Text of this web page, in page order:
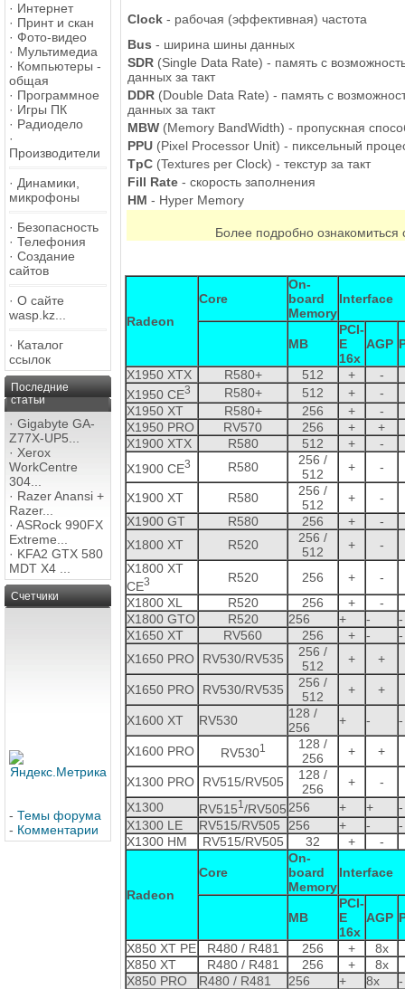
· Интернет
· Принт и скан
· Фото-видео
· Мультимедиа
· Компьютеры -
общая
· Программное
· Игры ПК
· Радиодело
·
Производители
· Динамики,
микрофоны
· Безопасность
· Телефония
· Создание
сайтов
· О сайте
wasp.kz...
· Каталог
ссылок
Последние
статьи
· Gigabyte GA-
Z77X-UP5...
· Xerox
WorkCentre
304...
· Razer Anansi +
Razer...
· ASRock 990FX
Extreme...
· KFA2 GTX 580
MDT X4 ...
Счетчики
- Темы форума
- Комментарии
Clock - рабочая (эффективная) частота
Bus - ширина шины данных
SDR (Single Data Rate) - память с
данных за такт
DDR (Double Data Rate) - память с
данных за такт
MBW (Memory BandWidth) - пропускная
PPU (Pixel Processor Unit) - пиксельный
TpC (Textures per Clock) - текстур за такт
Fill Rate - скорость заполнения
HM - Hyper Memory
Более подробно
Radeon
Core
On-
board
Memory
Interface
MB
PCI-
E
16x
AGP
X1950 XTX R580+ 512 +
-
X1950 CE3 R580+ 512 +
-
X1950 XT
R580+ 256 +
-
X1950 PRO
RV570 256 +
+
X1900 XTX
R580 512 +
-
X1900 CE3 R580
256 /
512
+ -
X1900 XT R580
256 /
512
+
-
X1900 GT
R580 256 +
-
X1800 XT
R520
256 /
512
+
-
X1800 XT
CE3 R520 256 +
-
X1800 XL
R520 256 +
-
X1800 GTO
R520 256 + -
-
X1650 XT
RV560 256 + -
-
X1650 PRO
RV530/RV535
256 /
512
+ +
X1650 PRO RV530/RV535
256 /
512
+ +
X1600 XT RV530
128 /
256
+ - -
X1600 PRO RV5301
128 /
256
+ +
X1300 PRO RV515/RV505
128 /
256
+
-
X1300
RV5151 /RV505 256 + +
-
X1300 LE
RV515/RV505 256 + -
-
X1300 HM
RV515/RV505 32 + -
Radeon
Core
On-
board
Memory
Interface
MB
PCI-
E
16x
AGP
X850 XT PE R480 / R481 256 +
8x
X850 XT
R480 / R481 256 +
8x
X850 PRO
R480 / R481 256 + 8x
-